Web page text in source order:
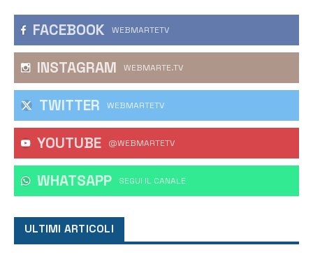
FACEBOOK WEBMARTETV
INSTAGRAM WEBMARTE.TV
TWITTER WEBMARTETV
YOUTUBE @WEBMARTETV
WHATSAPP ‎SEGUI IL CANALE
ULTIMI ARTICOLI